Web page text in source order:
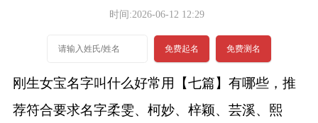
名
时间:2026-06-12 12:29
免费起名 免费测名
刚生女宝名字叫什么好常用【七篇】有哪些，推
荐符合要求名字柔雯、柯妙、梓颖、芸溪、熙